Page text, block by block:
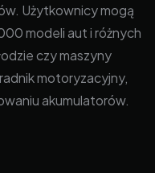
Użytkownicy mogą
modeli aut i różnych
czy maszyny
motoryzacyjny,
akumulatorów.